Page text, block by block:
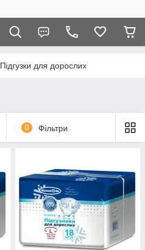
Підгузки для дорослих
0 Фільтри